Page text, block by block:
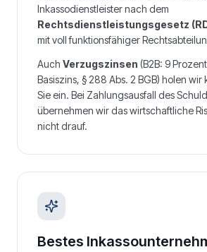
Inkassodienstleister nach dem
Rechtsdienstleistungsgesetz
mit voll funktionsfähiger
Auch Verzugszinsen (B2B: 9
Basiszins, § 288 Abs. 2 BGB) holen
Sie ein. Bei Zahlungsausfall des
übernehmen wir das wirtschaftliche
nicht drauf.
Bestes